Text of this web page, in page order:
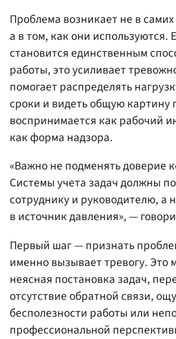
Проблема возникает не в
а в том, как они используются.
становится единственным
работы, это усиливает
помогает распределять
сроки и видеть общую картину
воспринимается как рабочий
как форма надзора.
«Важно не подменять доверие
Системы учета задач должны
сотруднику и руководителю, а
в источник давления», —
Первый шаг — признать
именно вызывает тревогу. Это
неясная постановка задач,
отсутствие обратной связи,
бесполезности работы или
профессиональной